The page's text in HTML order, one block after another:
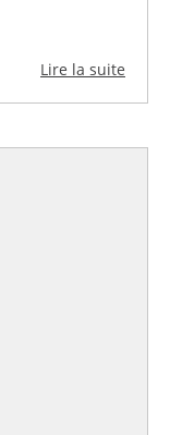
Lire la suite